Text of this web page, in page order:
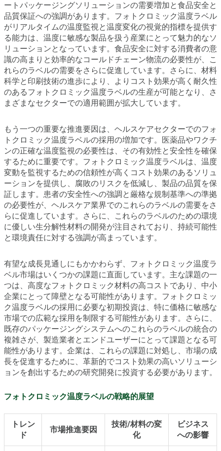
ートパッケージングソリューションの需要増加と食品安全と
品質保証への強調があります。フォトクロミック温度ラベル
がリアルタイムの温度監視と温度変化の視覚的指標を提供す
る能力は、温度に敏感な製品を扱う産業にとって魅力的なソ
リューションとなっています。食品安全に対する消費者の意
識の高まりと効率的なコールドチェーン物流の必要性が、こ
れらのラベルの需要をさらに促進しています。さらに、材料
科学と印刷技術の進歩により、よりコスト効果が高く耐久性
のあるフォトクロミック温度ラベルの生産が可能となり、さ
まざまなセクターでの適用範囲が拡大しています。
もう一つの重要な推進要因は、ヘルスケアセクターでのフォ
トクロミック温度ラベルの採用の増加です。医薬品やワクチ
ンの正確な温度監視の必要性は、その有効性と安全性を確保
するために重要です。フォトクロミック温度ラベルは、温度
変動を監視するための信頼性が高くコスト効果のあるソリュ
ーションを提供し、腐敗のリスクを低減し、製品の品質を保
証します。患者の安全性への強調と厳格な規制基準への準拠
の必要性が、ヘルスケア業界でのこれらのラベルの需要をさ
らに促進しています。さらに、これらのラベルのための環境
に優しい生分解性材料の開発が注目されており、持続可能性
と環境責任に対する強調が高まっています。
有望な成長見通しにもかかわらず、フォトクロミック温度ラ
ベル市場はいくつかの課題に直面しています。主な課題の一
つは、高度なフォトクロミック材料の高コストであり、中小
企業にとって障壁となる可能性があります。フォトクロミッ
ク温度ラベルの採用に必要な初期投資は、特に価格に敏感な
市場での広範な採用を制限する可能性があります。さらに、
既存のパッケージングシステムへのこれらのラベルの統合の
複雑さが、製造業者とエンドユーザーにとって課題となる可
能性があります。企業は、これらの課題に対処し、市場の成
長を促進するために、革新的でコスト効果の高いソリューシ
ョンを創出するための研究開発に投資する必要があります。
フォトクロミック温度ラベルの戦略的展望
トレン
ド
市場推進要因
技術/材料の変
化
ビジネス
への影響